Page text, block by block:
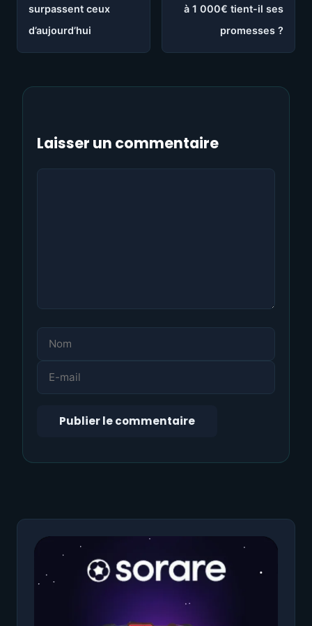
surpassent ceux
d’aujourd’hui
à 1 000€ tient-il ses
promesses ?
Laisser un commentaire